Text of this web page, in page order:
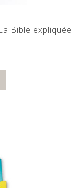
Bible expliquée